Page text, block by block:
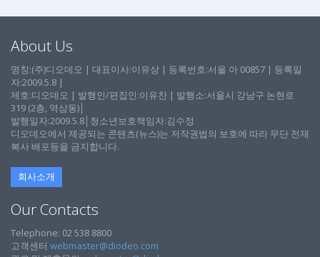
About Us
명칭:(주)디오데오 | 대표이사:이유상 | 등록번호:서울 아 00857 | 등록일
자:2009.5.8 |
제호:디오데오 | 발행인/편집인:이유찬 | 발행소:서울시 강남구 논현로
319 (2층, 역삼동)│
발행일자:2009.5.8│청소년보호책임자:김수정
디오데오에서 제공되는 콘텐츠(뉴스)는 저작권법의 보호에 따라 무단 전재
복사 배포등을 금지합니다.
회사소개
Our Contacts
Telephone: 02 538 8800
고객센터 webmaster@diodeo.com